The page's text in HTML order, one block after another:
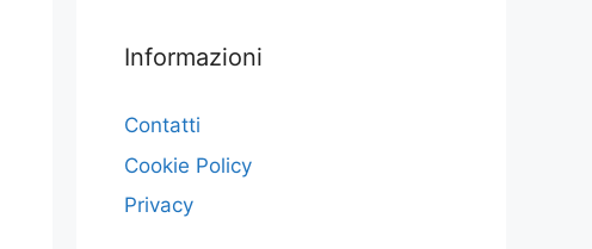
Informazioni
Contatti
Cookie Policy
Privacy